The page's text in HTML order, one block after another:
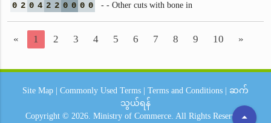
0 2 0 4 2 2 0 0 0 0 - - Other cuts with bone in
« 1 2 3 4 5 6 7 8 9 10 »
arrow_drop_up
Site Map Commonly Used Terms Terms and Conditions
ဆက်
သွယ်ရန်
Copyright © 2026. Ministry of Commerce. All Rights Reserved.